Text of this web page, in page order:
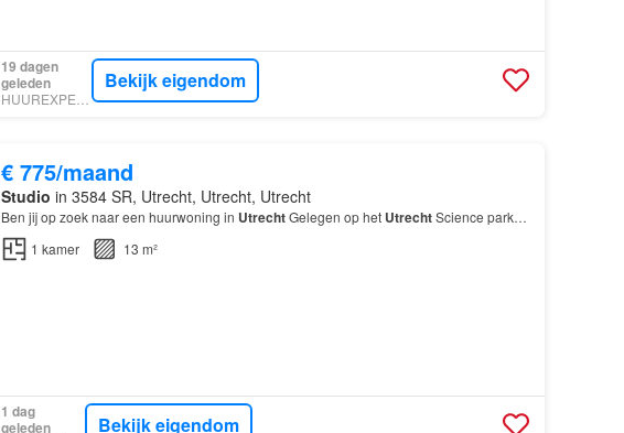
19 dagen
geleden
HUUREXPERT
Bekijk eigendom
€ 775/maand
Studio in 3584 SR, Utrecht, Utrecht, Utrecht
Ben jij op zoek naar een huurwoning in UtrechtGelegen op het UtrechtScience park…
1 kamer 13 m²
1 dag
geleden
Bekijk eigendom